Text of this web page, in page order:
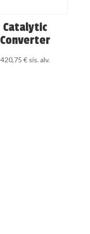
Catalytic
Converter
420,75 € sis. alv.